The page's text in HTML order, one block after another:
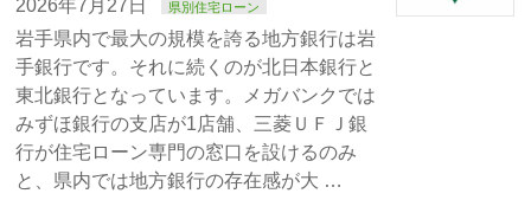
2026年7月27日 県別住宅ローン
岩手県内で最大の規模を誇る地方銀行は岩
手銀行です。それに続くのが北日本銀行と
東北銀行となっています。メガバンクでは
みずほ銀行の支店が1店舗、三菱ＵＦＪ銀
行が住宅ローン専門の窓口を設けるのみ
と、県内では地方銀行の存在感が大 …